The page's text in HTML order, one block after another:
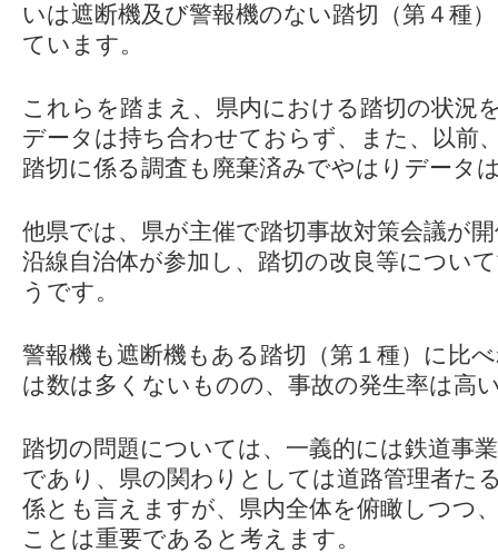
いは遮断機及び警報機のない踏切（第４種
ています。
これらを踏まえ、県内における踏切の状況
データは持ち合わせておらず、また、以前
踏切に係る調査も廃棄済みでやはりデータ
他県では、県が主催で踏切事故対策会議が
沿線自治体が参加し、踏切の改良等につい
うです。
警報機も遮断機もある踏切（第１種）に比
は数は多くないものの、事故の発生率は高
踏切の問題については、一義的には鉄道事
であり、県の関わりとしては道路管理者た
係とも言えますが、県内全体を俯瞰しつつ
ことは重要であると考えます。